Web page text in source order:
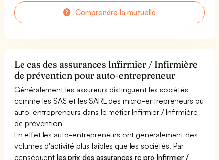
Comprendre la mutuelle
Le cas des assurances Infirmier / Infirmière
de prévention pour auto-entrepreneur
Généralement les assureurs distinguent les sociétés
comme les SAS et les SARL des micro-entrepreneurs ou
auto-entrepreneurs dans le métier Infirmier / Infirmière
de prévention
En effet les auto-entrepreneurs ont généralement des
volumes d'activité plus faibles que les sociétés. Par
conséquentles prix des assurances rc pro Infirmier /